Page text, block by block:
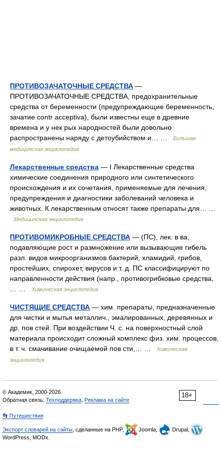
ПРОТИВОЗАЧАТОЧНЫЕ СРЕДСТВА —
ПРОТИВОЗАЧАТОЧНЫЕ СРЕДСТВА, предохранительные
средства от беременности (предупреждающие беременность,
зачатие contr acceptiva), были известны еще в древние
времена и у нек рых народностей были довольно
распространены наряду с детоубийством и… …
Большая
медицинская энциклопедия
Лекарственные средства — I Лекарственные средства
химические соединения природного или синтетического
происхождения и их сочетания, применяемые для лечения,
предупреждения и диагностики заболеваний человека и
животных. К лекарственным относят также препараты для… …
Медицинская энциклопедия
ПРОТИВОМИКРОБНЫЕ СРЕДСТВА — (ПС), лек. в ва,
подавляющие рост и размножение или вызывающие гибель
разл. видов микроорганизмов бактерий, хламидий, грибов,
простейших, спирохет, вирусов и т. д. ПС классифицируют по
направленности действия (напр., противогрибковые средства,
Химическая энциклопедия
ЧИСТЯЩИЕ СРЕДСТВА — хим. препараты, предназначенные
для чистки и мытья металлич., эмалированных, деревянных и
др. пов стей. При воздействии Ч. с. на поверхностный слой
материала происходит сложный комплекс физ. хим. процессов,
в т. ч. смачивание очищаемой пов сти,… …
Химическая
энциклопедия
18+
© Академик, 2000-2026
Обратная связь: Техподдержка Реклама на сайте
👣 Путешествия
Экспорт словарей на сайты , сделанные на PHP, Joomla,
Drupal,
WordPress, MODx.